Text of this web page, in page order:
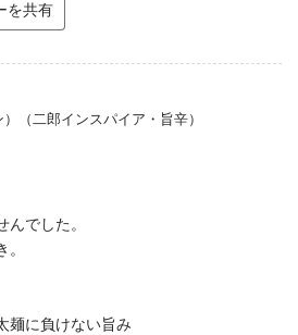
を共有
（二郎インスパイア・旨辛）
でした。
麺に負けない旨み